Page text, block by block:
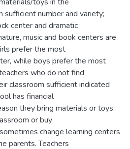
sufficient number and variety;
center and dramatic
music and book centers are
prefer the most
while boys prefer the most
who do not find
classroom sufficient indicated
has financial
they bring materials or toys
or buy
change learning centers
parents. Teachers